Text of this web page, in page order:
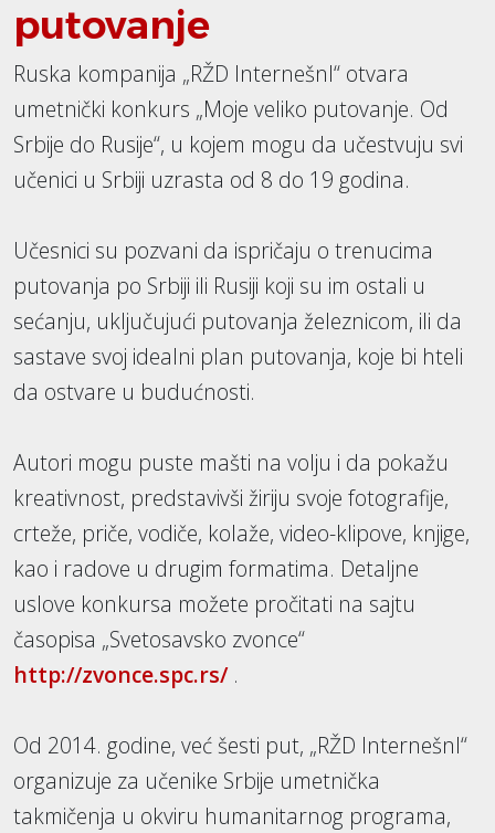
putovanje
Ruska kompanija „RŽD Internešnl“ otvara
umetnički konkurs „Moje veliko putovanje. Od
Srbije do Rusije“, u kojem mogu da učestvuju svi
učenici u Srbiji uzrasta od 8 do 19 godina.
Učesnici su pozvani da ispričaju o trenucima
putovanja po Srbiji ili Rusiji koji su im ostali u
sećanju, uključujući putovanja železnicom, ili da
sastave svoj idealni plan putovanja, koje bi hteli
da ostvare u budućnosti.
Autori mogu puste mašti na volju i da pokažu
kreativnost, predstavivši žiriju svoje fotografije,
crteže, priče, vodiče, kolaže, video-klipove, knjige,
kao i radove u drugim formatima. Detaljne
uslove konkursa možete pročitati na sajtu
časopisa „Svetosavsko zvonce“
http://zvonce.spc.rs/.
Od 2014. godine, već šesti put, „RŽD Internešnl“
organizuje za učenike Srbije umetnička
takmičenja u okviru humanitarnog programa,